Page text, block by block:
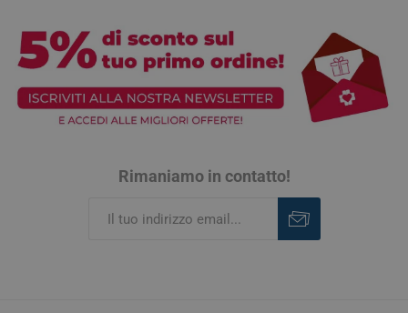
Rimaniamo in contatto!